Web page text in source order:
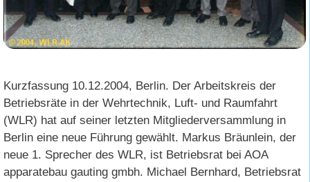
Kurzfassung 10.12.2004, Berlin. Der Arbeitskreis der
Betriebsräte in der Wehrtechnik, Luft- und Raumfahrt
(WLR) hat auf seiner letzten Mitgliederversammlung in
Berlin eine neue Führung gewählt. Markus Bräunlein, der
neue 1. Sprecher des WLR, ist Betriebsrat bei AOA
apparatebau gauting gmbh. Michael Bernhard, Betriebsrat